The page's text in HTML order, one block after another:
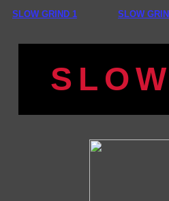
SLOW GRIND 1 SLOW
S L OW